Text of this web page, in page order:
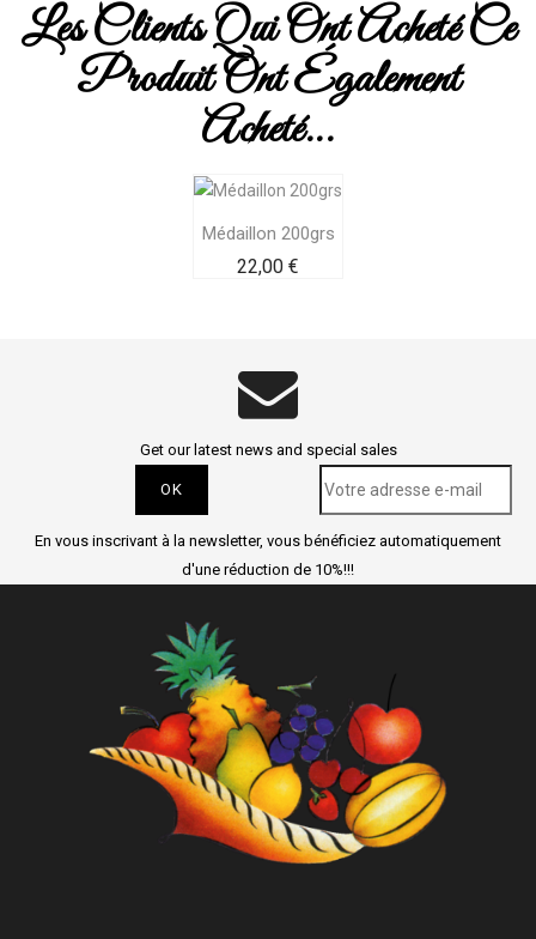
Les Clients Qui Ont Acheté Ce
Produit Ont Également
Acheté...
Médaillon 200grs
22,00 €
Get our latest news and special sales
En vous inscrivant à la newsletter, vous bénéficiez automatiquement
d'une réduction de 10%!!!